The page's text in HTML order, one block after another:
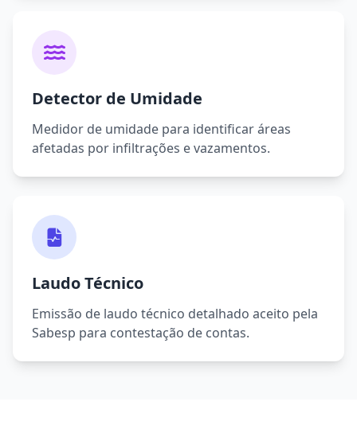
Detector de Umidade
Medidor de umidade para identificar áreas
afetadas por infiltrações e vazamentos.
Laudo Técnico
Emissão de laudo técnico detalhado aceito pela
Sabesp para contestação de contas.